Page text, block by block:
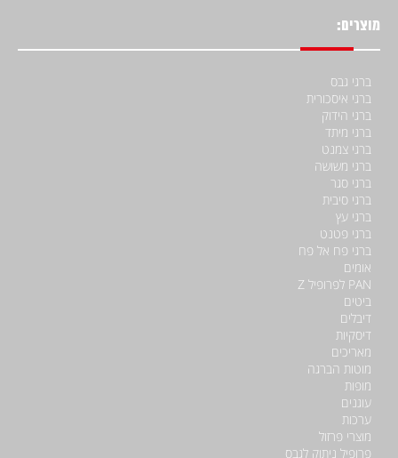
מוצרים:
ברגי גבס
ברגי איסכורית
ברגי הידוק
ברגי מיתד
ברגי צמנט
ברגי משושה
ברגי סגר
ברגי סיבית
ברגי עץ
ברגי פטנט
ברגי פח אל פח
אומים
PAN לפרופיל Z
ביטים
דיבלים
דיסקיות
מאריכים
מוטות הברגה
מופות
עוגנים
ערכות
מוצרי פרזול
פרופיל ניתוק לגבס